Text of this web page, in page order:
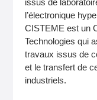
issus de
l’électronique
CISTEME est un
Technologies qui
travaux issus de
et le transfert de
industriels.